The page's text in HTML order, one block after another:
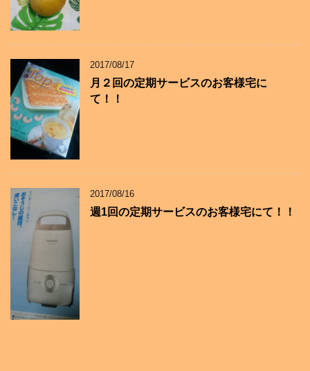
2017/08/17
月２回の定期サービスのお客様宅に
て！！
2017/08/16
週1回の定期サービスのお客様宅にて！！